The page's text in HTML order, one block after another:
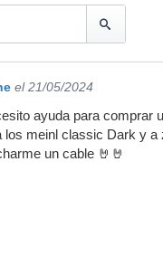
el 21/05/2024
ayuda para comprar
los meinl classic Dark y
un cable 🤘🤘